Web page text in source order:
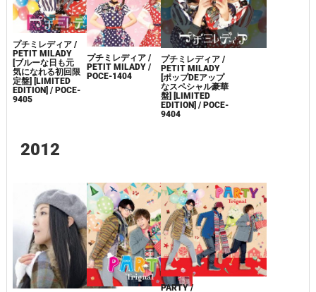
プチミレディア /
PETIT MILADY
[ブルーな日も元
気になれる初回限
定盤] [LIMITED
EDITION] / POCE-
9405
プチミレディア /
PETIT MILADY /
POCE-1404
プチミレディア /
PETIT MILADY
[ポップDEアップ
なスペシャル豪華
盤] [LIMITED
EDITION] / POCE-
9404
2012
PARTY /